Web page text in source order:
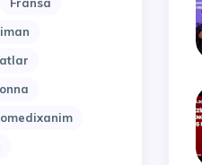
Fransa